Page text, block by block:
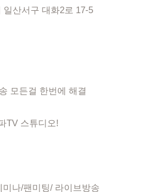
일산서구 대화2로 17-5
모든걸 한번에 해결
TV 스튜디오!
미나/팬미팅/ 라이브방송